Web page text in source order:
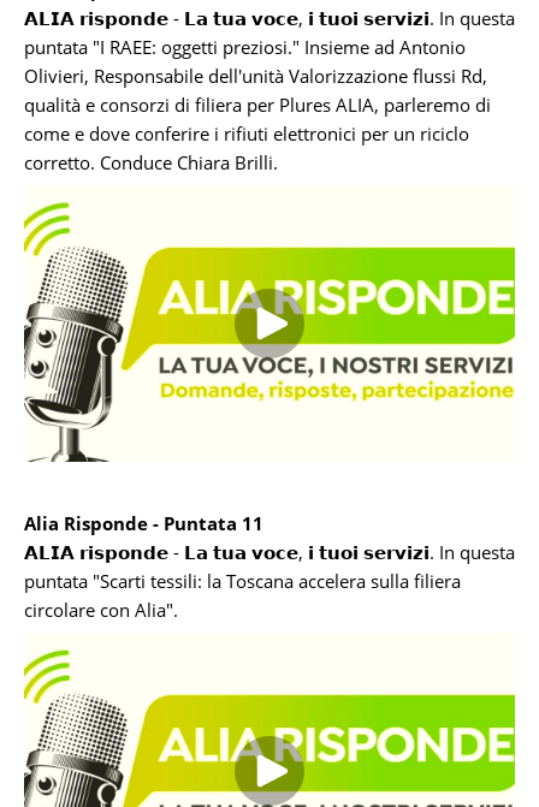
𝗔𝗟𝗜𝗔 𝗿𝗶𝘀𝗽𝗼𝗻𝗱𝗲 - 𝗟𝗮 𝘁𝘂𝗮 𝘃𝗼𝗰𝗲, 𝗶 𝘁𝘂𝗼𝗶 𝘀𝗲𝗿𝘃𝗶𝘇𝗶. In questa
puntata "I RAEE: oggetti preziosi." Insieme ad Antonio
Olivieri, Responsabile dell'unità Valorizzazione flussi Rd,
qualità e consorzi di filiera per Plures ALIA, parleremo di
come e dove conferire i rifiuti elettronici per un riciclo
corretto. Conduce Chiara Brilli.
Alia Risponde - Puntata 11
𝗔𝗟𝗜𝗔 𝗿𝗶𝘀𝗽𝗼𝗻𝗱𝗲 - 𝗟𝗮 𝘁𝘂𝗮 𝘃𝗼𝗰𝗲, 𝗶 𝘁𝘂𝗼𝗶 𝘀𝗲𝗿𝘃𝗶𝘇𝗶. In questa
puntata "Scarti tessili: la Toscana accelera sulla filiera
circolare con Alia".